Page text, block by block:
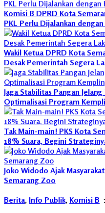
Komisi B DPRD Kota
PKL Perlu Dijalankan
Wakil Ketua DPRD Kota
Desak Pemerintah Segera
Jaga Stabilitas Pangan
Optimalisasi Program
Tak Main-main! PKS Kota
18% Suara, Begini
Joko Widodo Ajak
Semarang Zoo
Berita, Info Publik, Komisi B